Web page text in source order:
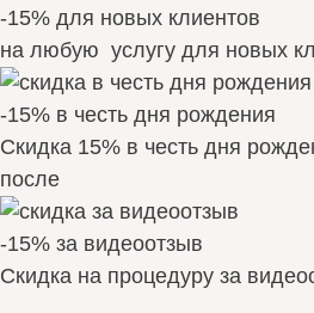
-15% для новых клиентов
на любую услугу для новых
-15% в честь дня рождения
Скидка 15% в честь дня
после
-15% за видеоотзыв
Скидка на процедуру за